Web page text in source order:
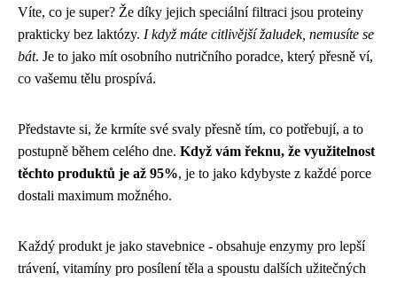
Víte, co je super? Že díky jejich speciální filtraci jsou proteiny
prakticky bez laktózy. I když máte citlivější žaludek, nemusíte se
bát. Je to jako mít osobního nutričního poradce, který přesně ví,
co vašemu tělu prospívá.
Představte si, že krmíte své svaly přesně tím, co potřebují, a to
postupně během celého dne. Když vám řeknu, že využitelnost
těchto produktů je až 95%, je to jako kdybyste z každé porce
dostali maximum možného.
Každý produkt je jako stavebnice - obsahuje enzymy pro lepší
trávení, vitamíny pro posílení těla a spoustu dalších užitečných